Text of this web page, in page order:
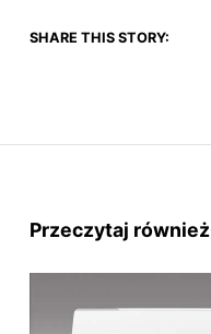
SHARE THIS STORY:
Przeczytaj również